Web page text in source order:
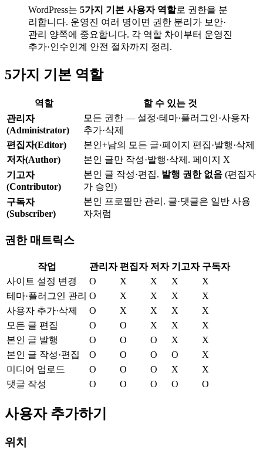
WordPress는 5가지 기본 사용자 역할로 권한을 분
리합니다. 운영진 여러 명이면 권한 분리가 보안·
관리 양쪽에 중요합니다. 각 역할 차이부터 운영진
추가·인수인계 안전 절차까지 정리.
5가지 기본 역할
역할
할 수 있는 것
관리자
(Administrator)
모든 권한 — 설정·테마·플러그인·사용자
추가·삭제
편집자(Editor)
본인+남의 모든 글·페이지 편집·발행·삭제
저자(Author)
본인 글만 작성·발행·삭제. 페이지 X
기고자
(Contributor)
본인 글 작성·편집. 발행 권한 없음 (편집자
가 승인)
구독자
(Subscriber)
본인 프로필만 관리. 글·댓글은 일반 사용
자처럼
권한 매트릭스
작업 관리자 편집자 저자 기고자 구독자
사이트 설정 변경
O X X X
X
테마·플러그인 관리 O X X X
X
사용자 추가·삭제
O X X X
X
모든 글 편집
O O X X
X
본인 글 발행
O O O X
X
본인 글 작성·편집
O O O O
X
미디어 업로드
O O O X
X
댓글 작성
O O O O O
사용자 추가하기
위치